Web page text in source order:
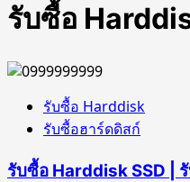
รับซื้อ
รับซื้อ Harddisk
รับซื้อฮาร์ดดิสก์
รับซื้อ Harddisk SSD |